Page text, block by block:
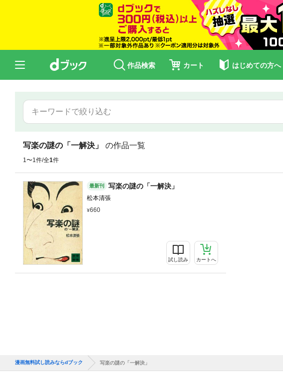
作品検索 カート はじめての方へ
写楽の謎の「一解決」 の作品一覧
1〜1件/全1件
最新刊 写楽の謎の「一解決」
松本清張
660
試し読み カートへ
漫画無料試し読みならdブック 写楽の謎の「一解決」